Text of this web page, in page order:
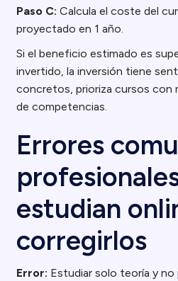
Paso C: Calcula el coste del
proyectado en 1 año.
Si el beneficio estimado es
invertido, la inversión tiene
concretos, prioriza cursos con
de competencias.
Errores
estudian
corregirlos
Error: Estudiar solo teoría y